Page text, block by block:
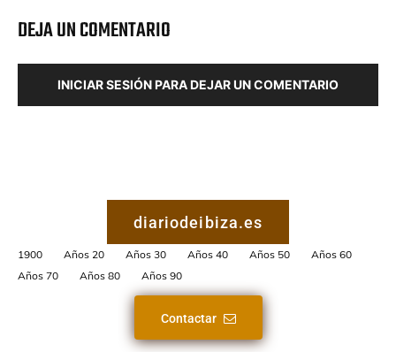
DEJA UN COMENTARIO
INICIAR SESIÓN PARA DEJAR UN COMENTARIO
diariodeibiza.es
1900 Años 20 Años 30 Años 40 Años 50
Años 60
Años 70
Años 80 Años 90
Contactar